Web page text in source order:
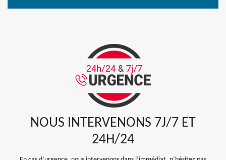
NOUS INTERVENONS 7J/7 ET
24H/24